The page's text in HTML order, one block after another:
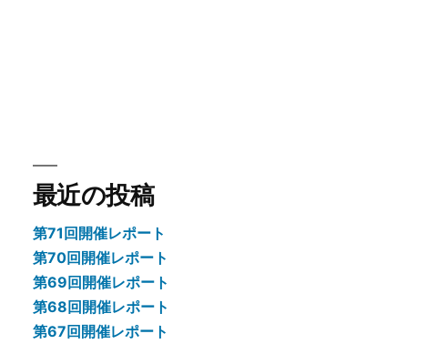
最近の投稿
第71回開催レポート
第70回開催レポート
第69回開催レポート
第68回開催レポート
第67回開催レポート